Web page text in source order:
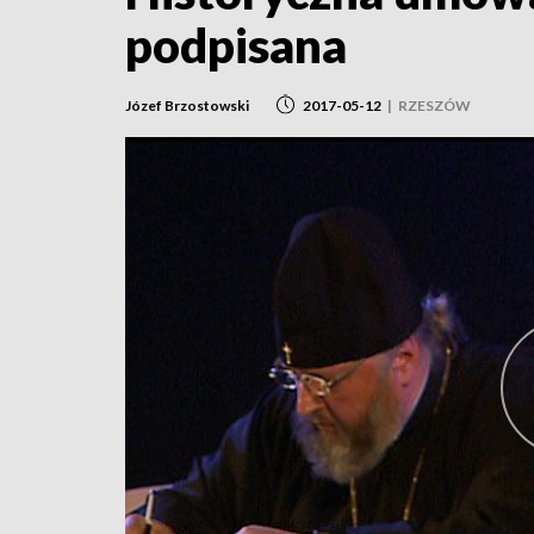
podpisana
Józef Brzostowski 2017-05-12 | RZESZÓW